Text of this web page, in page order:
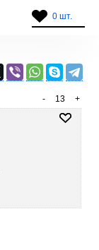
0 шт.
+
13
-